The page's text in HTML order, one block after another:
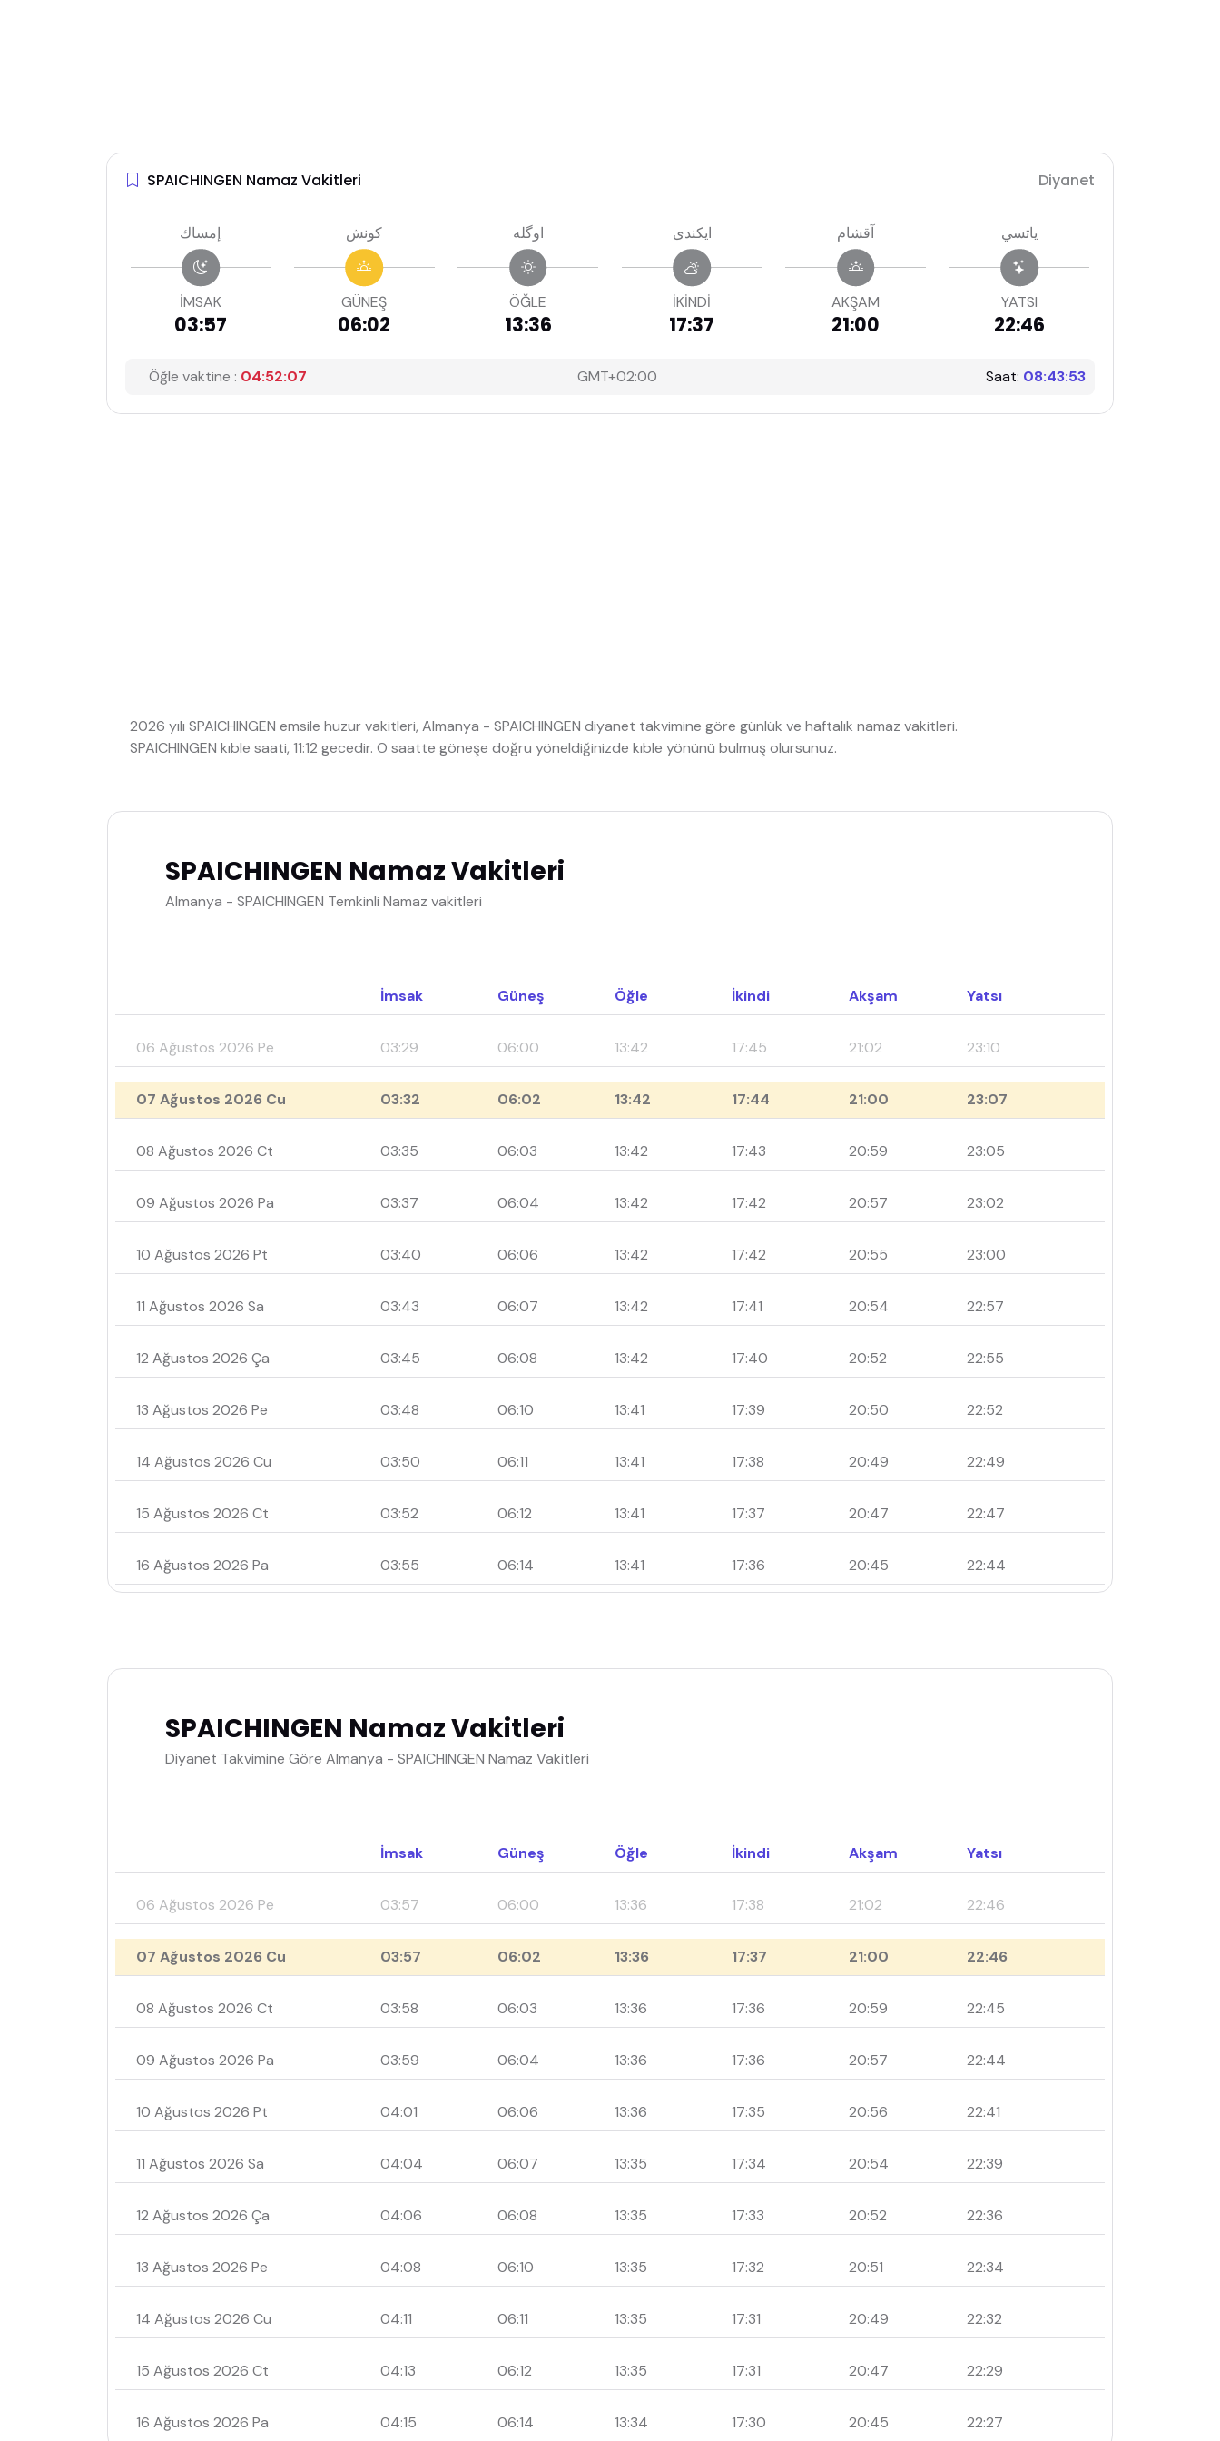
SPAICHINGEN Namaz Vakitleri Diyanet
إمساك
İMSAK
03:57
كونش
GÜNEŞ
06:02
اوگله
ÖĞLE
13:36
ايكندى
İKİNDİ
17:37
آقشام
AKŞAM
21:00
ياتسي
YATSI
22:46
Öğle vaktine : 04:52:06 GMT+02:00 Saat: 08:43:54
2026 yılı SPAICHINGEN emsile huzur vakitleri, Almanya - SPAICHINGEN diyanet takvimine göre günlük ve haftalık namaz vakitleri.
SPAICHINGEN kıble saati, 11:12 gecedir. O saatte göneşe doğru yöneldiğinizde kıble yönünü bulmuş olursunuz.
SPAICHINGEN Namaz Vakitleri
Almanya - SPAICHINGEN Temkinli Namaz vakitleri
İmsak Güneş Öğle İkindi Akşam Yatsı
06 Ağustos 2026 Pe 03:29 06:00 13:42 17:45 21:02 23:10
07 Ağustos 2026 Cu 03:32 06:02 13:42 17:44 21:00 23:07
08 Ağustos 2026 Ct 03:35 06:03 13:42 17:43 20:59 23:05
09 Ağustos 2026 Pa 03:37 06:04 13:42 17:42 20:57 23:02
10 Ağustos 2026 Pt 03:40 06:06 13:42 17:42 20:55 23:00
11 Ağustos 2026 Sa 03:43 06:07 13:42 17:41 20:54 22:57
12 Ağustos 2026 Ça 03:45 06:08 13:42 17:40 20:52 22:55
13 Ağustos 2026 Pe 03:48 06:10 13:41 17:39 20:50 22:52
14 Ağustos 2026 Cu 03:50 06:11 13:41 17:38 20:49 22:49
15 Ağustos 2026 Ct 03:52 06:12 13:41 17:37 20:47 22:47
16 Ağustos 2026 Pa 03:55 06:14 13:41 17:36 20:45 22:44
SPAICHINGEN Namaz Vakitleri
Diyanet Takvimine Göre Almanya - SPAICHINGEN Namaz Vakitleri
İmsak Güneş Öğle İkindi Akşam Yatsı
06 Ağustos 2026 Pe 03:57 06:00 13:36 17:38 21:02 22:46
07 Ağustos 2026 Cu 03:57 06:02 13:36 17:37 21:00 22:46
08 Ağustos 2026 Ct 03:58 06:03 13:36 17:36 20:59 22:45
09 Ağustos 2026 Pa 03:59 06:04 13:36 17:36 20:57 22:44
10 Ağustos 2026 Pt 04:01 06:06 13:36 17:35 20:56 22:41
11 Ağustos 2026 Sa 04:04 06:07 13:35 17:34 20:54 22:39
12 Ağustos 2026 Ça 04:06 06:08 13:35 17:33 20:52 22:36
13 Ağustos 2026 Pe 04:08 06:10 13:35 17:32 20:51 22:34
14 Ağustos 2026 Cu 04:11 06:11 13:35 17:31 20:49 22:32
15 Ağustos 2026 Ct 04:13 06:12 13:35 17:31 20:47 22:29
16 Ağustos 2026 Pa 04:15 06:14 13:34 17:30 20:45 22:27